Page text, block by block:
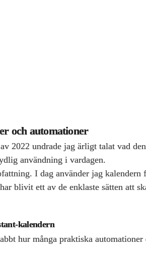
och automationer
2022 undrade jag ärligt talat vad
användning i vardagen.
I dag använder jag
blivit ett av de enklaste sätten att
hur många praktiska